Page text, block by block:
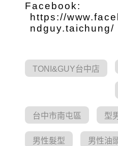
Facebook:
https://
ndguy.taichung/
TONI&GUY台中店
台中市南屯區 型
男性髮型 男性油